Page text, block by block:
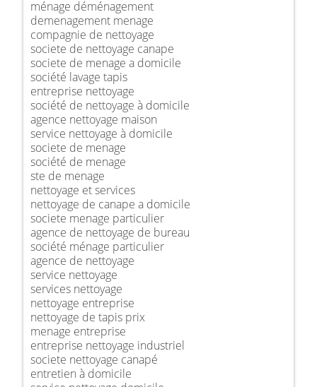
ménage déménagement
demenagement menage
compagnie de nettoyage
societe de nettoyage canape
societe de menage a domicile
société lavage tapis
entreprise nettoyage
société de nettoyage à domicile
agence nettoyage maison
service nettoyage à domicile
societe de menage
société de menage
ste de menage
nettoyage et services
nettoyage de canape a domicile
societe menage particulier
agence de nettoyage de bureau
société ménage particulier
agence de nettoyage
service nettoyage
services nettoyage
nettoyage entreprise
nettoyage de tapis prix
menage entreprise
entreprise nettoyage industriel
societe nettoyage canapé
entretien à domicile